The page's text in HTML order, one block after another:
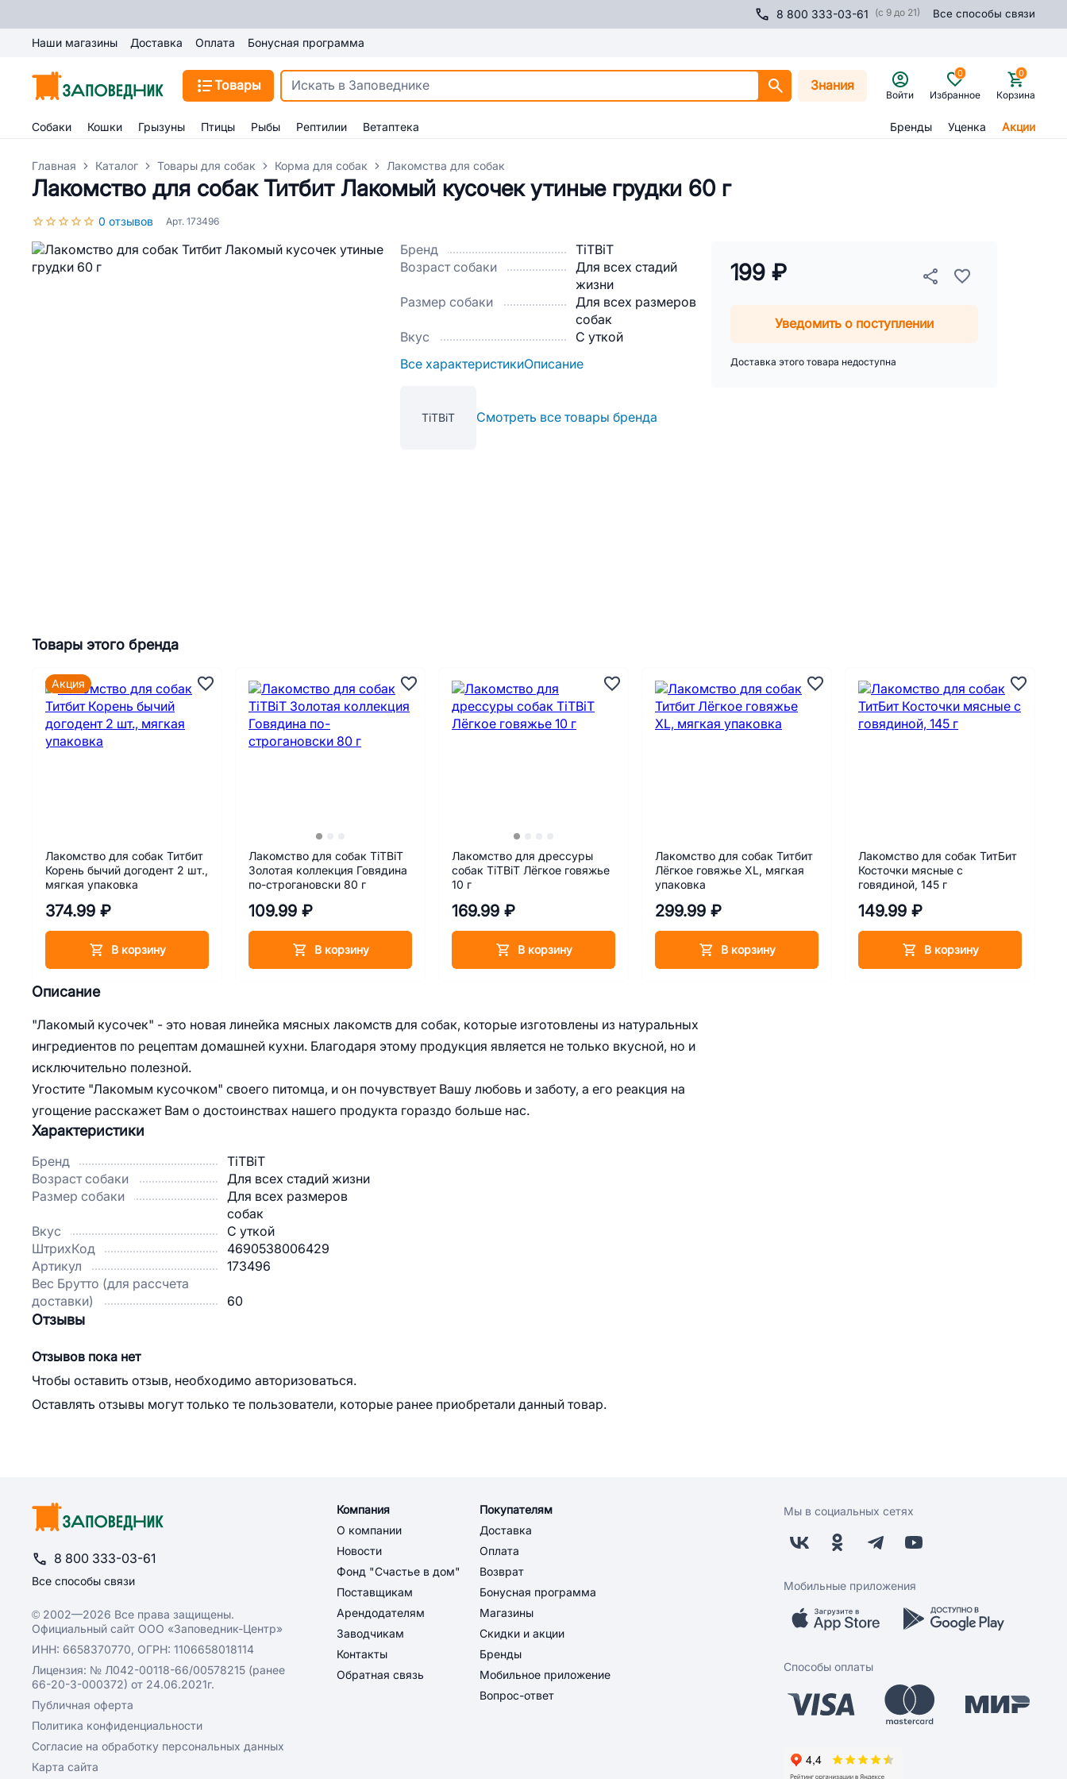
8 800 333-03-61 (с 9 до 21) Все способы связи
Наши магазины Доставка Оплата Бонусная программа
Товары Знания
Войти Избранное
0
Корзина
0
Собаки Кошки Грызуны Птицы Рыбы Рептилии Ветаптека Бренды Уценка Акции
Главная Каталог Товары для собак Корма для собак Лакомства для собак
Лакомство для собак Титбит Лакомый кусочек утиные грудки 60 г
0 отзывов Арт. 173496
Бренд
TiTBiT
Возраст собаки
Для всех стадий
жизни
Размер собаки
Для всех размеров
собак
Вкус
С уткой
Все характеристикиОписание
TiTBiT Смотреть все товары бренда
199 ₽
Уведомить о поступлении
Доставка этого товара недоступна
Описание
"Лакомый кусочек" - это новая линейка мясных лакомств для собак, которые изготовлены из натуральных
ингредиентов по рецептам домашней кухни. Благодаря этому продукция является не только вкусной, но и
исключительно полезной.
Угостите "Лакомым кусочком" своего питомца, и он почувствует Вашу любовь и заботу, а его реакция на
угощение расскажет Вам о достоинствах нашего продукта гораздо больше нас.
Товары этого бренда
Лакомство для собак Титбит
Корень бычий догодент 2 шт.,
мягкая упаковка
374.99 ₽
В корзину
Акция
Лакомство для собак TiTBiT
Золотая коллекция Говядина
по-строгановски 80 г
109.99 ₽
В корзину
Лакомство для дрессуры
собак TiTBiT Лёгкое говяжье
10 г
169.99 ₽
В корзину
Лакомство для собак Титбит
Лёгкое говяжье XL, мягкая
упаковка
299.99 ₽
В корзину
Лакомство для собак ТитБит
Косточки мясные с
говядиной, 145 г
149.99 ₽
В корзину
Характеристики
Бренд
TiTBiT
Возраст собаки
Для всех стадий жизни
Размер собаки
Для всех размеров
собак
Вкус
С уткой
ШтрихКод
4690538006429
Артикул
173496
Вес Брутто (для рассчета
доставки)
60
Отзывы
Отзывов пока нет
Чтобы оставить отзыв, необходимо авторизоваться.
Оставлять отзывы могут только те пользователи, которые ранее приобретали данный товар.
8 800 333-03-61
Все способы связи
© 2002—2026 Все права защищены.
Официальный сайт ООО «Заповедник-Центр»
ИНН: 6658370770, ОГРН: 1106658018114
Лицензия: № Л042-00118-66/00578215 (ранее
66-20-3-000372) от 24.06.2021г.
Публичная оферта
Политика конфиденциальности
Согласие на обработку персональных данных
Карта сайта
Компания
О компании
Новости
Фонд "Счастье в дом"
Поставщикам
Арендодателям
Заводчикам
Контакты
Обратная связь
Покупателям
Доставка
Оплата
Возврат
Бонусная программа
Магазины
Скидки и акции
Бренды
Мобильное приложение
Вопрос-ответ
Мы в социальных сетях
Мобильные приложения
Способы оплаты